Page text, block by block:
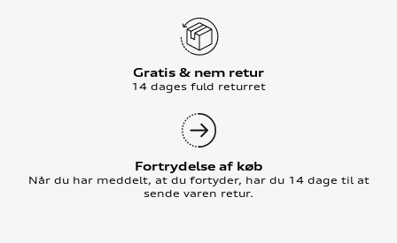
Gratis & nem retur
14 dages fuld returret
Fortrydelse af køb
Når du har meddelt, at du fortyder, har du 14 dage til at
sende varen retur.